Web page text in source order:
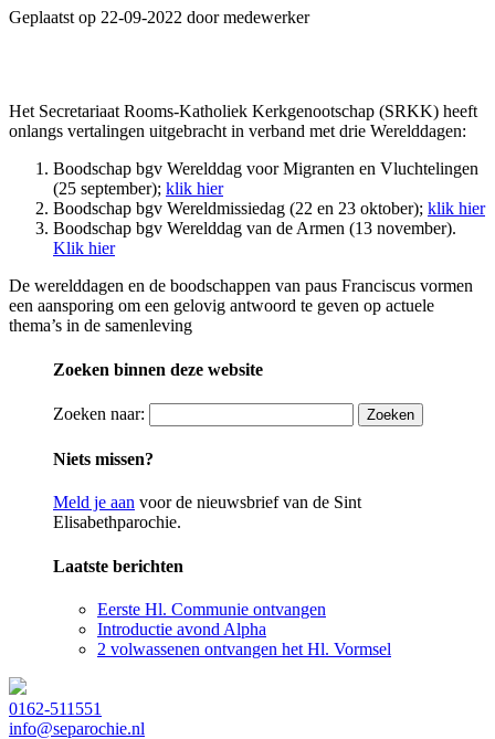
Geplaatst op 22-09-2022 door medewerker
Het Secretariaat Rooms-Katholiek Kerkgenootschap (SRKK) heeft
onlangs vertalingen uitgebracht in verband met drie Werelddagen:
Boodschap bgv Werelddag voor Migranten en Vluchtelingen
(25 september); klik hier
Boodschap bgv Wereldmissiedag (22 en 23 oktober); klik hier
Boodschap bgv Werelddag van de Armen (13 november).
Klik hier
De werelddagen en de boodschappen van paus Franciscus vormen
een aansporing om een gelovig antwoord te geven op actuele
thema’s in de samenleving
Zoeken binnen deze website
Zoeken naar:
Niets missen?
Meld je aan voor de nieuwsbrief van de Sint
Elisabethparochie.
Laatste berichten
Eerste Hl. Communie ontvangen
Introductie avond Alpha
2 volwassenen ontvangen het Hl. Vormsel
0162-511551
info@separochie.nl